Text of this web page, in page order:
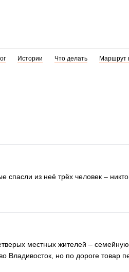
Истории Что делать Маршрут
из неё трёх человек –
местных жителей –
Владивосток, но по дороге товар